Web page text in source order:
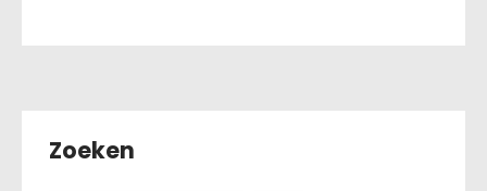
Zoeken